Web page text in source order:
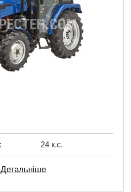
24 к.с.
Детальніше